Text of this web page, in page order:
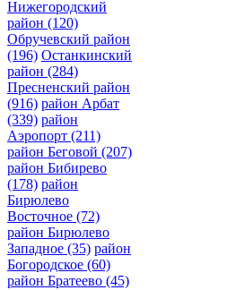
Нижегородский
район (120)
Обручевский район
(196) Останкинский
район (284)
Пресненский район
(916) район Арбат
(339) район
Аэропорт (211)
район Беговой (207)
район Бибирево
(178) район
Бирюлево
Восточное (72)
район Бирюлево
Западное (35) район
Богородское (60)
район Братеево (45)